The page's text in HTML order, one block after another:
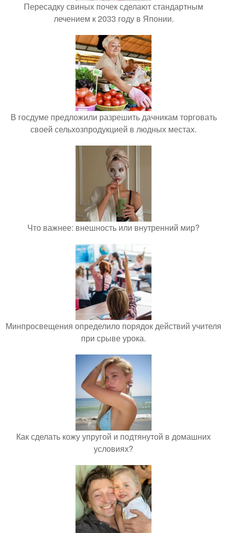
Пересадку свиных почек сделают стандартным
лечением к 2033 году в Японии.
В госдуме предложили разрешить дачникам торговать
своей сельхозпродукцией в людных местах.
Что важнее: внешность или внутренний мир?
Минпросвещения определило порядок действий учителя
при срыве урока.
Как сделать кожу упругой и подтянутой в домашних
условиях?